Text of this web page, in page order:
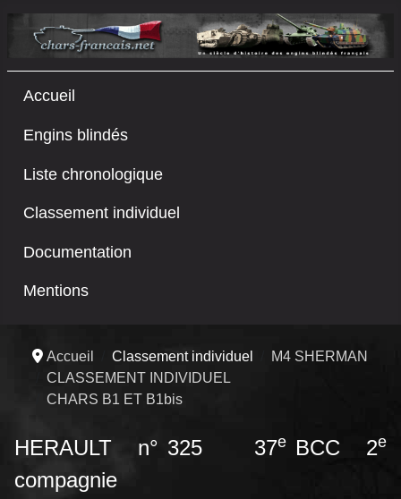
Accueil
Engins blindés
Liste chronologique
Classement individuel
Documentation
Mentions
Accueil Classement individuel
M4 SHERMAN
CLASSEMENT INDIVIDUEL
CHARS B1 ET B1bis
HERAULT n° 325 37e BCC 2e
compagnie